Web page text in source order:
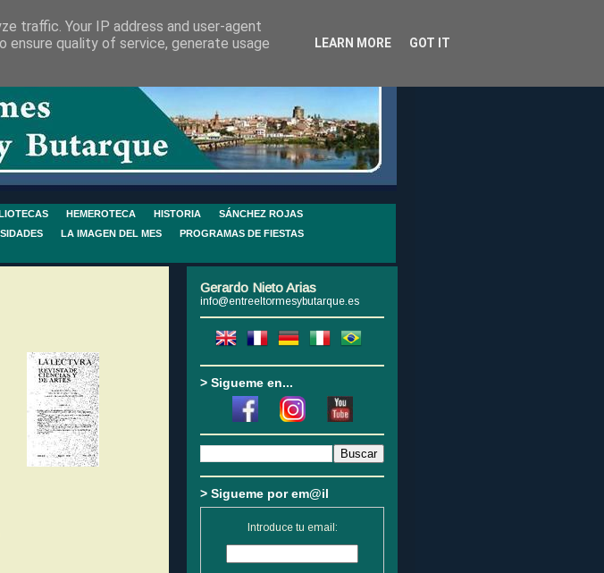
HEMEROTECA HISTORIA
SÁNCHEZ ROJAS
LA IMAGEN DEL MES
PROGRAMAS DE FIESTAS
Gerardo Nieto Arias
info@entreeltormesybutarque.es
> Sigueme en...
> Sigueme por em@il
Introduce tu email:
traffic. Your IP address and user-agent
ensure quality of service, generate usage
LEARN MORE GOT IT